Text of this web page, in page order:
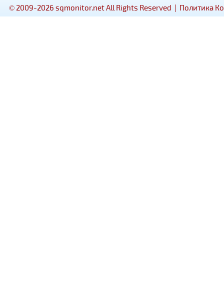
© 2009-2026 sqmonitor.net All Rights Reserved | Политика